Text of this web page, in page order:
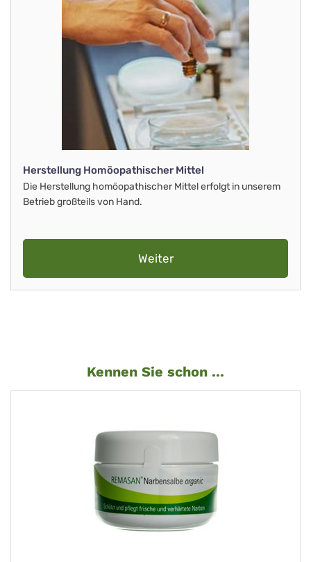
Herstellung Homöopathischer Mittel
Die Herstellung homöopathischer Mittel erfolgt in unserem
Betrieb großteils von Hand.
Weiter
Kennen Sie schon ...